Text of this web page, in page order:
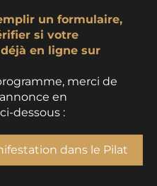
un formulaire,
si votre
en ligne sur
merci de
en
dessous :
dans le Pilat